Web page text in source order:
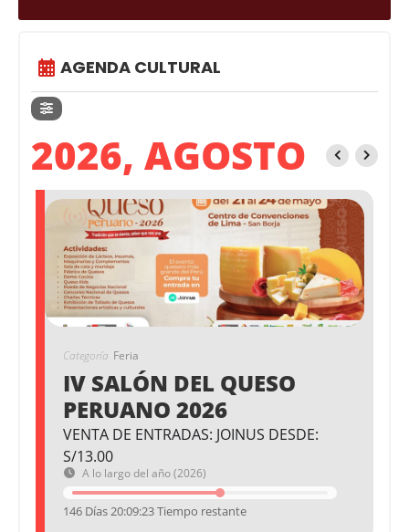
AGENDA CULTURAL
2026, AGOSTO
Categoría Feria
IV SALÓN DEL QUESO
PERUANO 2026
VENTA DE ENTRADAS: JOINUS DESDE:
S/13.00
A lo largo del año (2026)
146 Días 20:09:23 Tiempo restante